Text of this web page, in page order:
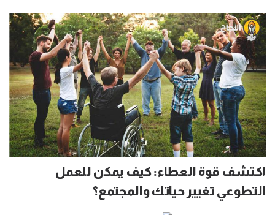
اكتشف قوة العطاء: كيف يمكن للعمل
التطوعي تغيير حياتك والمجتمع؟